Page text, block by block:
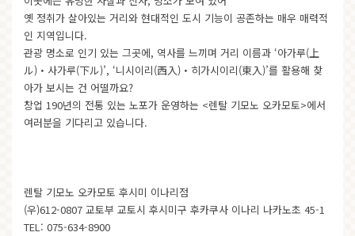
옛 정취가 살아있는 거리와 현대적인 도시 기능이 공존하는 매우 매력적
인 지역입니다.
관광 명소로 인기 있는 그곳에, 역사를 느끼며 거리 이름과 ‘아가루(上
ル)・사가루(下ル)’, ‘니시이리(西入)・히가시이리(東入)’를 활용해 찾
아가 보시는 건 어떨까요?
창업 190년의 전통 있는 노포가 운영하는 <렌탈 기모노 오카모토>에서
여러분을 기다리고 있습니다.
렌탈 기모노 오카모토 후시미 이나리점
(우)612-0807 교토부 교토시 후시미구 후카쿠사 이나리 나카노초 45-1
TEL: 075-634-8900